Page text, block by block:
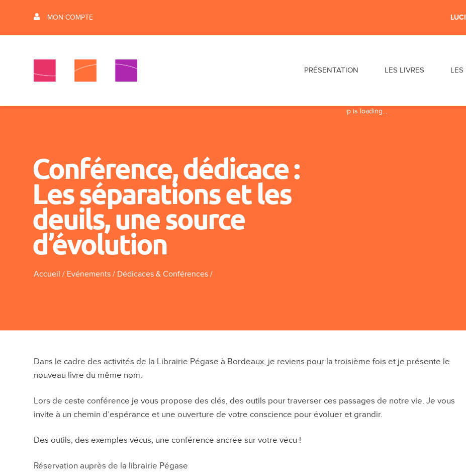
MON COMPTE
PRÉSENTATION LES LIVRES LES
Conférence, dédicace :
Les séparations et les
deuils, une source
d’évolution
Accueil / Evénements / Dédicaces & Conférences /
Map is loading...
Dans le cadre des activités de la Librairie Pégase à Bordeaux, je reviens pour la troisième fois et je présente le
nouveau livre du même nom.
Lors de ceste conférence je vous propose des clés, des outils pour traverser ces passages de notre vie. Je vous
invite à un chemin d’espérance et une ouverture de votre conscience pour évoluer et grandir.
Des outils, des exemples vécus, une conférence ancrée sur votre vécu !
Réservation auprès de la librairie Pégase